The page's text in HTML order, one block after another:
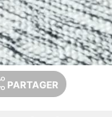
PARTAGER